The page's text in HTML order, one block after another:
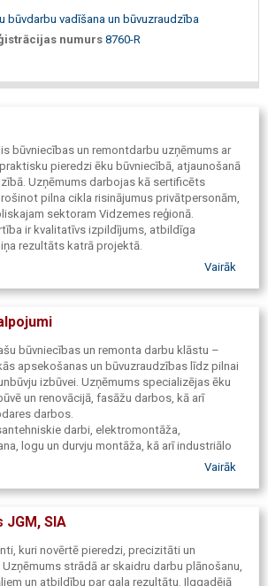
būvdarbu vadīšana un būvuzraudzība
numurs 8760-R
būvniecības un remontdarbu uzņēmums ar
pieredzi ēku būvniecībā, atjaunošanā
Uzņēmums darbojas kā sertificēts
pilna cikla risinājumus privātpersonām,
sektoram Vidzemes reģionā.
ir kvalitatīvs izpildījums, atbildīga
rezultāts katrā projektā.
Vairāk
būvniecības un remonta darbu klāstu –
apsekošanas un būvuzraudzības līdz pilnai
izbūvei. Uzņēmums specializējas ēku
un renovācijā, fasāžu darbos, kā arī
darbos.
darbi, elektromontāža,
logu un durvju montāža, kā arī industriālo
māju būvniecība un rekonstrukcija.Vairāk
JGM, SIA
kuri novērtē pieredzi, precizitāti un
strādā ar skaidru darbu plānošanu,
un atbildību par gala rezultātu. Ilggadējā